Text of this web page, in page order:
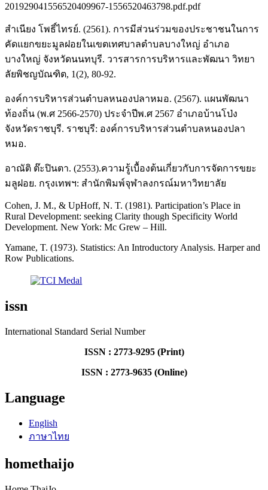
201929041556520409967-1556520463798.pdf.pdf
สำเนียง โพธิ์ไทรย์. (2561). การมีส่วนร่วมของประชาชนในการ
คัดแยกขยะมูลฝอยในเขตเทศบาลตำบลบางใหญ่ อำเภอ
บางใหญ่ จังหวัดนนทบุรี. วารสารการบริหารและพัฒนา วิทยา
ลัยพิชญบัณฑิต, 1(2), 80-92.
องค์การบริหารส่วนตำบลหนองปลาหมอ. (2567). แผนพัฒนา
ท้องถิ่น (พ.ศ 2566-2570) ประจำปีพ.ศ 2567 อำเภอบ้านโป่ง
จังหวัดราชบุรี. ราชบุรี: องค์การบริหารส่วนตำบลหนองปลา
หมอ.
อาณัติ ต๊ะปินตา. (2553).ความรู้เบื้องต้นเกี่ยวกับการจัดการขยะ
มลูฝอย. กรุงเทพฯ: สํานักพิมพ์จุฬาลงกรณ์มหาวิทยาลัย
Cohen, J. M., & UpHoff, N. T. (1981). Participation’s Place in
Rural Development: seeking Clarity though Specificity World
Development. New York: Mc Grew – Hill.
Yamane, T. (1973). Statistics: An Introductory Analysis. Harper and
Row Publications.
issn
International Standard Serial Number
ISSN : 2773-9295 (Print)
ISSN : 2773-9635 (Online)
Language
English
ภาษาไทย
homethaijo